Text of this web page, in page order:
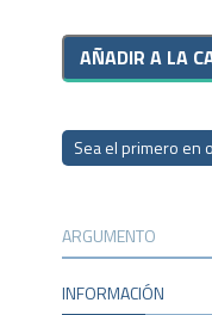
Sea el primero en
ARGUMENTO
INFORMACIÓN